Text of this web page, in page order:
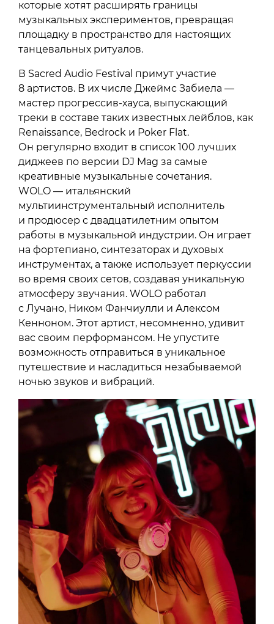
которые хотят расширять границы
музыкальных экспериментов, превращая
площадку в пространство для настоящих
танцевальных ритуалов.
В Sacred Audio Festival примут участие
8 артистов. В их числе Джеймс Забиела —
мастер прогрессив-хауса, выпускающий
треки в составе таких известных лейблов, как
Renaissance, Bedrock и Poker Flat.
Он регулярно входит в список 100 лучших
диджеев по версии DJ Mag за самые
креативные музыкальные сочетания.
WOLO — итальянский
мультиинструментальный исполнитель
и продюсер с двадцатилетним опытом
работы в музыкальной индустрии. Он играет
на фортепиано, синтезаторах и духовых
инструментах, а также использует перкуссии
во время своих сетов, создавая уникальную
атмосферу звучания. WOLO работал
с Лучано, Ником Фанчиулли и Алексом
Кенноном. Этот артист, несомненно, удивит
вас своим перформансом. Не упустите
возможность отправиться в уникальное
путешествие и насладиться незабываемой
ночью звуков и вибраций.